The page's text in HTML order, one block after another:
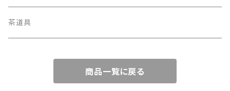
茶道具
商品一覧に戻る